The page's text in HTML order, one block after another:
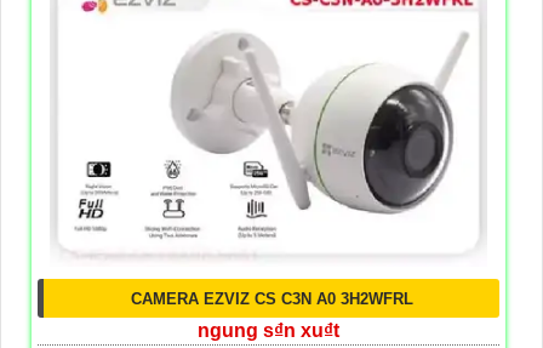
CAMERA EZVIZ CS C3N A0 3H2WFRL
ngung s₫n xu₫t